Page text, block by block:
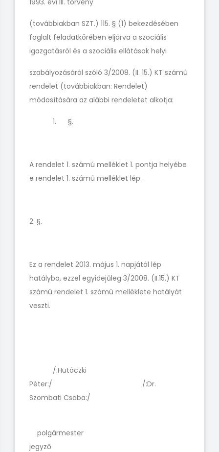
1993. évi III. törvény
(továbbiakban SZT.) 115. § (1) bekezdésében
foglalt feladatkörében eljárva a szociális
igazgatásról és a szociális ellátások helyi
szabályozásáról szóló 3/2008. (II. 15.) KT számú
rendelet (továbbiakban: Rendelet)
módosítására az alábbi rendeletet alkotja:
1. §.
A rendelet 1. számú melléklet 1. pontja helyébe
e rendelet 1. számú melléklet lép.
2. §.
Ez a rendelet 2013. május 1. napjától lép
hatályba, ezzel egyidejűleg 3/2008. (II.15.) KT
számú rendelet 1. számú melléklete hatályát
veszti.
/:Hutóczki
Péter:/ /:Dr.
Szombati Csaba:/
polgármester
jegyző